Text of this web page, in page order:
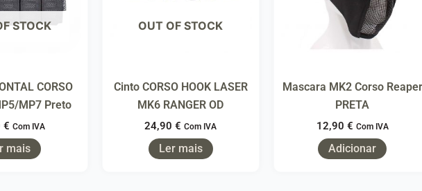
STOCK
CORSO
MP7 Preto
€ Com IVA
mais
OUT OF STOCK
Cinto CORSO HOOK LASER
MK6 RANGER OD
24,90€ Com IVA
Ler mais
Mascara MK2 Corso Reaper
PRETA
12,90 € Com IVA
Adicionar